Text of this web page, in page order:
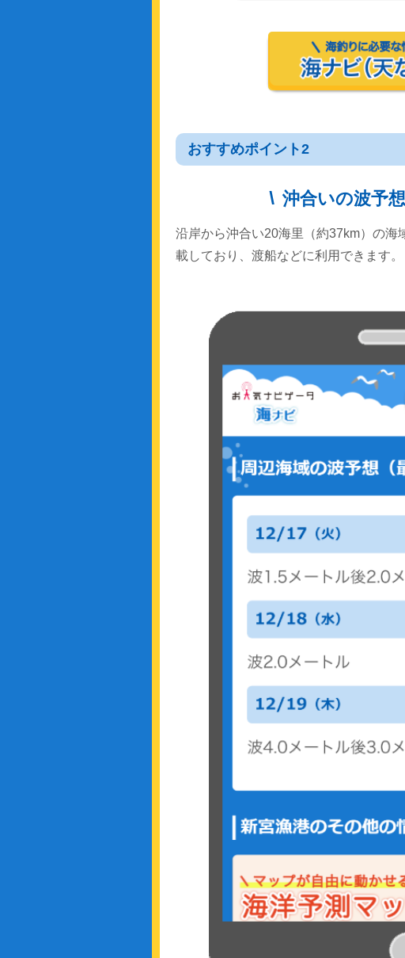
おすすめポイント2
沖合いの波予
沿岸から沖合い20海里（約37km）の海
載しており、渡船などに利用できます。